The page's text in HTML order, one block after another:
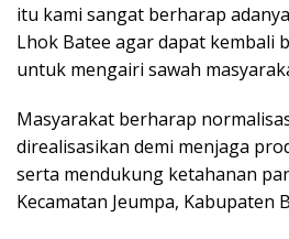
itu kami sangat berharap
Lhok Batee agar dapat kembali
untuk mengairi sawah
Masyarakat berharap
direalisasikan demi menjaga
serta mendukung ketahanan
Kecamatan Jeumpa, Kabupaten